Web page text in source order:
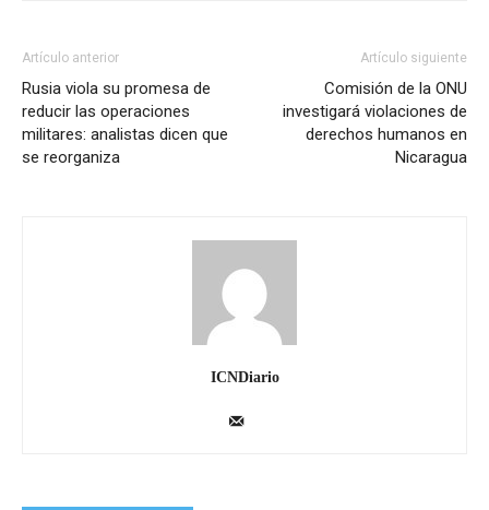
Artículo anterior
Rusia viola su promesa de
reducir las operaciones
militares: analistas dicen que
se reorganiza
Artículo siguiente
Comisión de la ONU
investigará violaciones de
derechos humanos en
Nicaragua
ICNDiario